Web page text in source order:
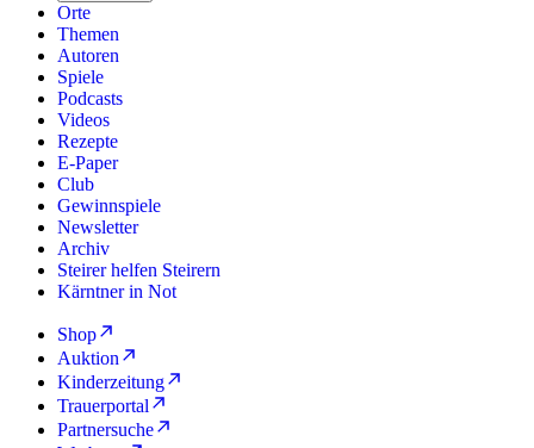
Orte
Themen
Autoren
Spiele
Podcasts
Videos
Rezepte
E-Paper
Club
Gewinnspiele
Newsletter
Archiv
Steirer helfen Steirern
Kärntner in Not
Shop
Auktion
Kinderzeitung
Trauerportal
Partnersuche